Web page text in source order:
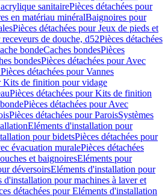
sanitairePièces détachées pour
en matériau minéralBaignoires pour
Pièces détachées pour Jeux de pieds et
de douche, d52Pièces détachées
bondeCaches bondesPièces
bondesPièces détachées pour Avec
Pièces détachées pour Vannes
Kits de finition pour vidage
Pièces détachées pour Kits de finition
Pièces détachées pour Avec
Pièces détachées pour ParoisSystèmes
Eléments d'installation pour
pour bidetsPièces détachées pour
évacuation muralePièces détachées
et baignoiresEléments pour
déversoirsEléments d'installation pour
d'installation pour machines à laver et
détachées pour Eléments d'installation